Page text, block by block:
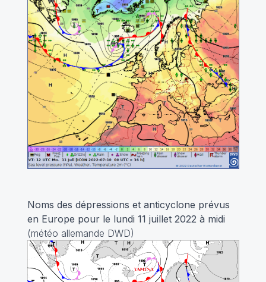
Noms des dépressions et anticyclone prévus
en Europe pour le lundi 11 juillet 2022 à midi
(météo allemande DWD)